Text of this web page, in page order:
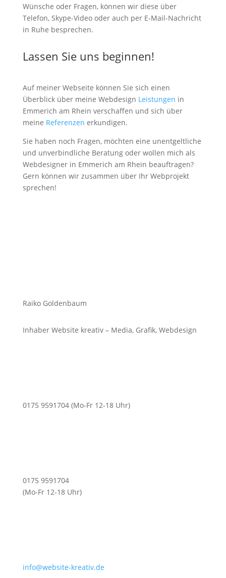
Wünsche oder Fragen, können wir diese über
Telefon, Skype-Video oder auch per E-Mail-Nachricht
in Ruhe besprechen.
Lassen Sie uns beginnen!
Auf meiner Webseite können Sie sich einen
Überblick über meine Webdesign Leistungen in
Emmerich am Rhein verschaffen und sich über
meine Referenzen erkundigen.
Sie haben noch Fragen, möchten eine unentgeltliche
und unverbindliche Beratung oder wollen mich als
Webdesigner in Emmerich am Rhein beauftragen?
Gern können wir zusammen über Ihr Webprojekt
sprechen!
Raiko Goldenbaum
Inhaber Website kreativ – Media, Grafik, Webdesign
0175 9591704 (Mo-Fr 12-18 Uhr)
0175 9591704
(Mo-Fr 12-18 Uhr)
info@website-kreativ.de